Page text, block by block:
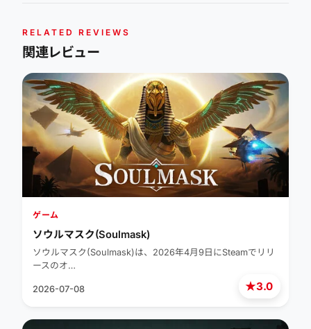
RELATED REVIEWS
関連レビュー
★3.0
ゲーム
ソウルマスク(Soulmask)
ソウルマスク(Soulmask)は、2026年4月9日にSteamでリリ
ースのオ…
2026-07-08